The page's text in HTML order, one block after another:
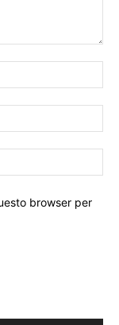
browser per